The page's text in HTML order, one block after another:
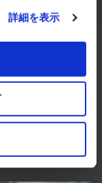
詳細を表示